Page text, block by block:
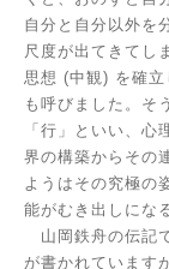
自分と自分以外を
尺度が出てきてし
思想 (中観) を確立
も呼びました。そ
「行」といい、
界の構築からその
ようはその究極の
能がむき出しにな
山岡鉄舟の伝記
が書かれています